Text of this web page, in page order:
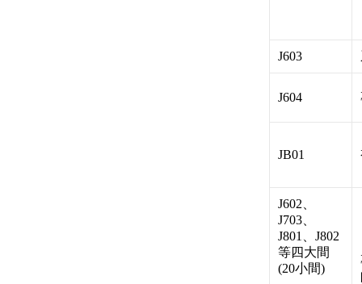
J603
J604
JB01
J602、
J703、
J801、J802
等四大間
(20小間)